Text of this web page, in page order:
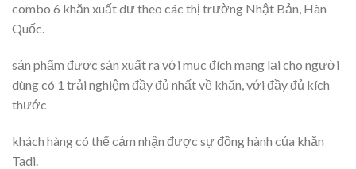
combo 6 khăn xuất dư theo các thị trường Nhật Bản, Hàn
Quốc.
sản phẩm được sản xuất ra với mục đích mang lại cho người
dùng có 1 trải nghiệm đầy đủ nhất về khăn, với đầy đủ kích
thước
khách hàng có thể cảm nhận được sự đồng hành của khăn
Tadi.